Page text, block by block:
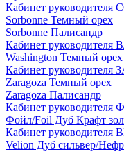
Кабинет
Sorbonne Темный орех
Sorbonne Палисандр
Кабинет
Washington Темный орех
Кабинет
Zaragoza Темный орех
Zaragoza Палисандр
Кабинет
Фойл/Foil Дуб Крафт
Кабинет
Velion Дуб сильвер/